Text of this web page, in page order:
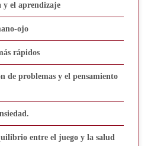
y el aprendizaje
ojo
rápidos
de problemas y el pensamiento
entre el juego y la salud